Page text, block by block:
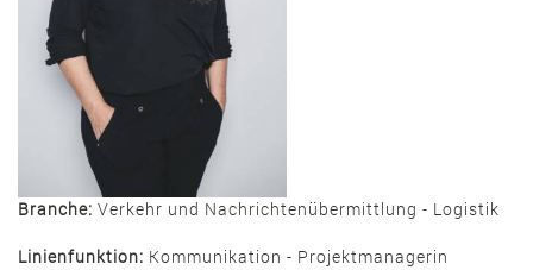
Branche: Verkehr und Nachrichtenübermittlung - Logistik
Linienfunktion: Kommunikation - Projektmanagerin